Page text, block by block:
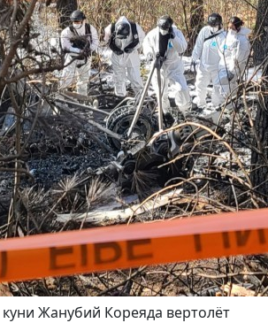
Жанубий Кореяда вертолёт